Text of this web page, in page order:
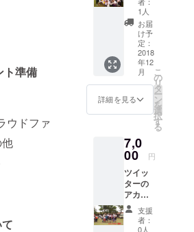
ト準備
ウドファ
DOOR
代が必
要に
なって
きま
す。ご
了承く
ださ
い。
良いで
す！ ※
公序良
俗に反
する内
容は、
法令に
違反す
るなよ
きませ
ん。 ※
投稿の
拡散希
望の連
絡から
15日以
内に５
イッ
ターの
投稿を
メン
バー100
人でリ
ツイー
トさせ
ていた
だきま
す！
数は目
安にな
ります
が4万〜
6万人と
考えて
いただ
ければ
良いで
1人
お届
け予
定：
2018
年12
月
詳細を見る
こ
の
リ
タ
ー
ン
を
選
択
す
る
7,0
00 円
ツイッ
ターの
アカウ
ントを
メン
バー50
支援
者：
0人